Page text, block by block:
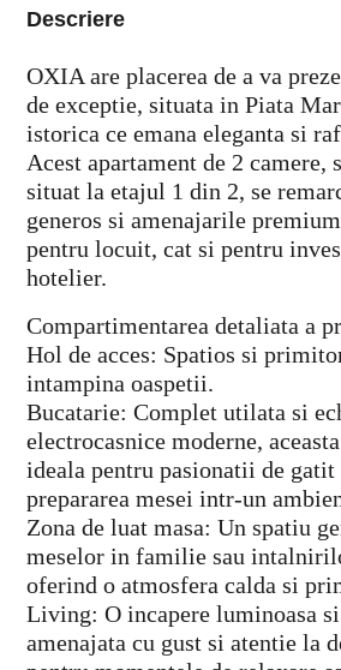
Descriere
OXIA are placerea de a va
de exceptie, situata in Piata
istorica ce emana eleganta si
Acest apartament de 2 camere,
situat la etajul 1 din 2, se
generos si amenajarile
pentru locuit, cat si pentru
hotelier.
Compartimentarea detaliata a
Hol de acces: Spatios si
intampina oaspetii.
Bucatarie: Complet utilata si
electrocasnice moderne,
ideala pentru pasionatii de gatit
prepararea mesei intr-un
Zona de luat masa: Un spatiu
meselor in familie sau
oferind o atmosfera calda si
Living: O incapere luminoasa
amenajata cu gust si atentie la